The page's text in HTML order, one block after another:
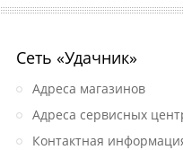
Сеть «Удачник»
Адреса магазинов
Адреса сервисных
Контактная